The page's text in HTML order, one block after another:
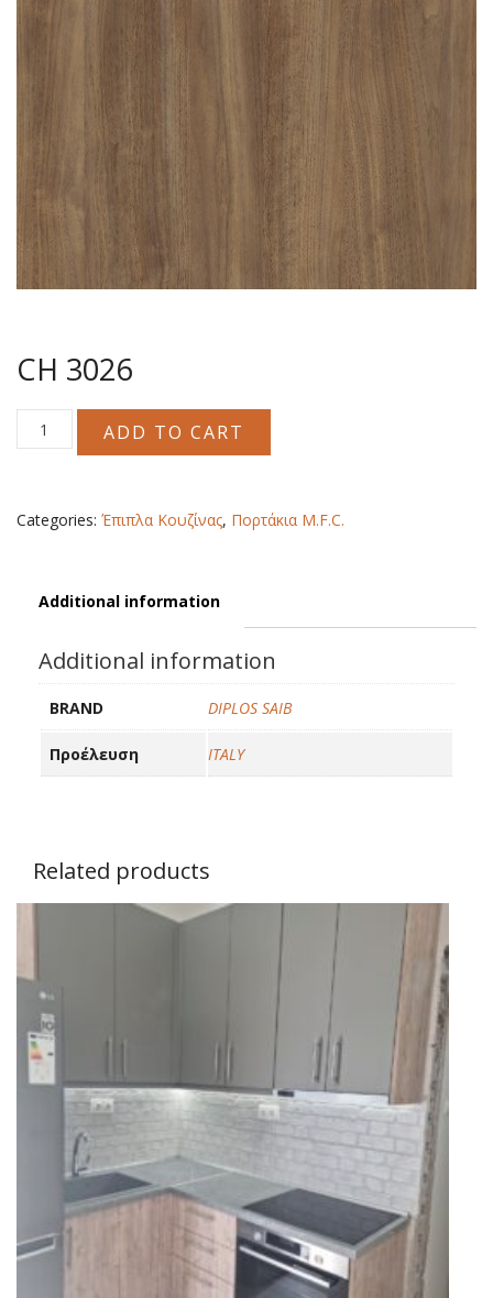
CH 3026
3026
ADD TO CART
Categories: Έπιπλα Κουζίνας, Πορτάκια M.F.C.
Additional information
Additional information
BRAND DIPLOS SAIB
Προέλευση ITALY
Related products